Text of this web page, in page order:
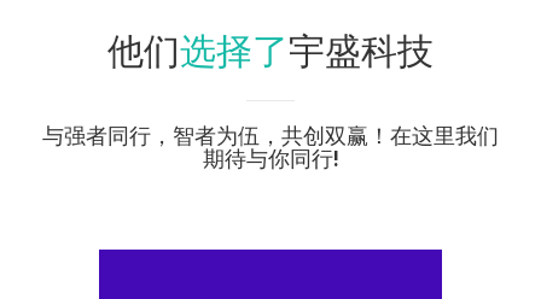
他们选择了宇盛科技
与强者同行，智者为伍，共创双赢！在这里我们
期待与你同行!